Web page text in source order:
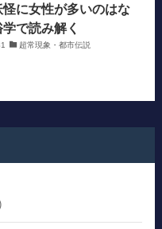
怪に女性が多いのはな
で読み解く
超常現象・都市伝説